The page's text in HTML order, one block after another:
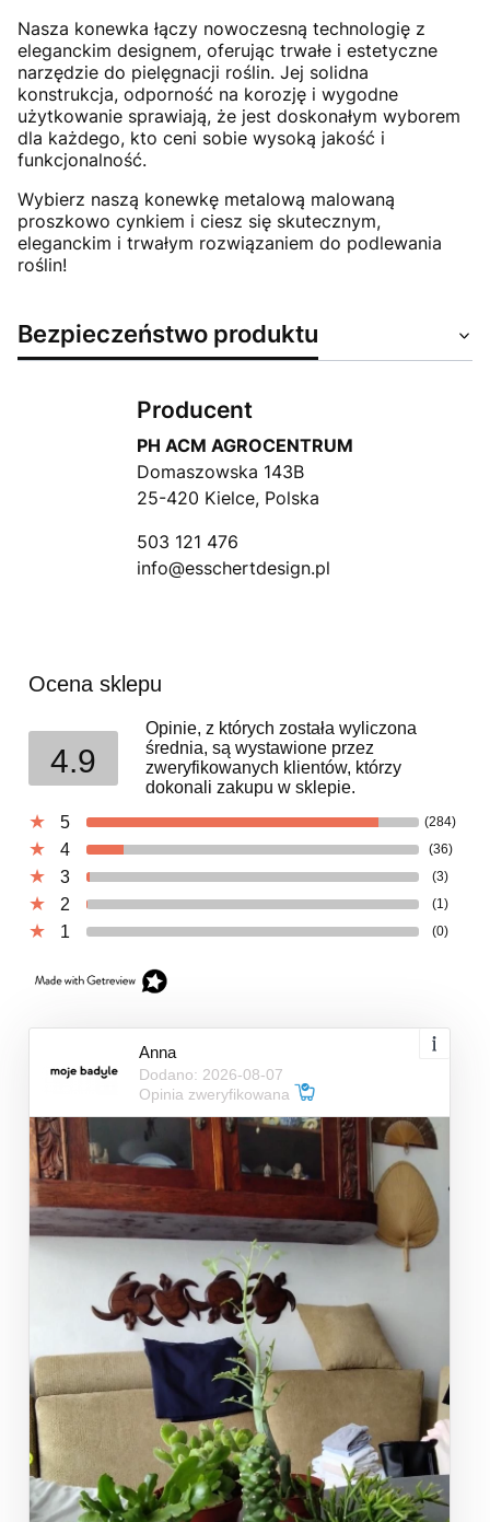
Nasza konewka łączy nowoczesną technologię z
eleganckim designem, oferując trwałe i estetyczne
narzędzie do pielęgnacji roślin. Jej solidna
konstrukcja, odporność na korozję i wygodne
użytkowanie sprawiają, że jest doskonałym wyborem
dla każdego, kto ceni sobie wysoką jakość i
funkcjonalność.
Wybierz naszą konewkę metalową malowaną
proszkowo cynkiem i ciesz się skutecznym,
eleganckim i trwałym rozwiązaniem do podlewania
roślin!
Bezpieczeństwo produktu
Producent
PH ACM AGROCENTRUM
Domaszowska 143B
25-420 Kielce, Polska
503 121 476
info@esschertdesign.pl
Ocena sklepu
4.9
Opinie, z których została wyliczona
średnia, są wystawione przez
zweryfikowanych klientów, którzy
dokonali zakupu w sklepie.
5
(284)
4 (36)
3 (3)
2 (1)
1 (0)
Anna
Dodano: 2026-08-07
Opinia zweryfikowana